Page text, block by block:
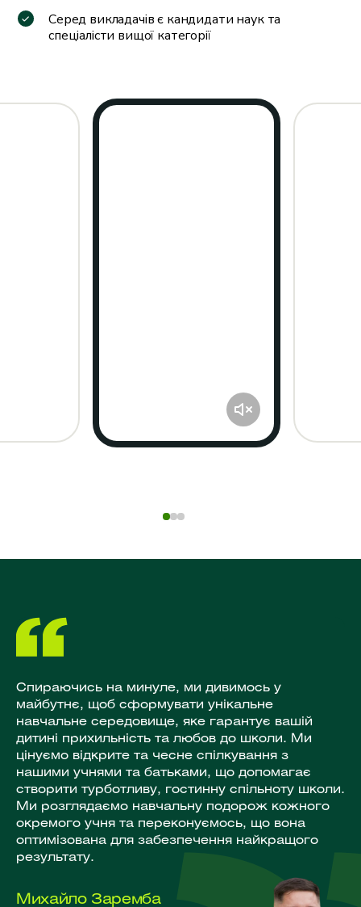
Серед викладачів є кандидати наук та
спеціалісти вищої категорії
Спираючись на минуле, ми дивимось у
майбутнє, щоб сформувати унікальне
навчальне середовище, яке гарантує вашій
дитині прихильність та любов до школи. Ми
цінуємо відкрите та чесне спілкування з
нашими учнями та батьками, що допомагає
створити турботливу, гостинну спільноту школи.
Ми розглядаємо навчальну подорож кожного
окремого учня та переконуємось, що вона
оптимізована для забезпечення найкращого
результату.
Михайло Заремба